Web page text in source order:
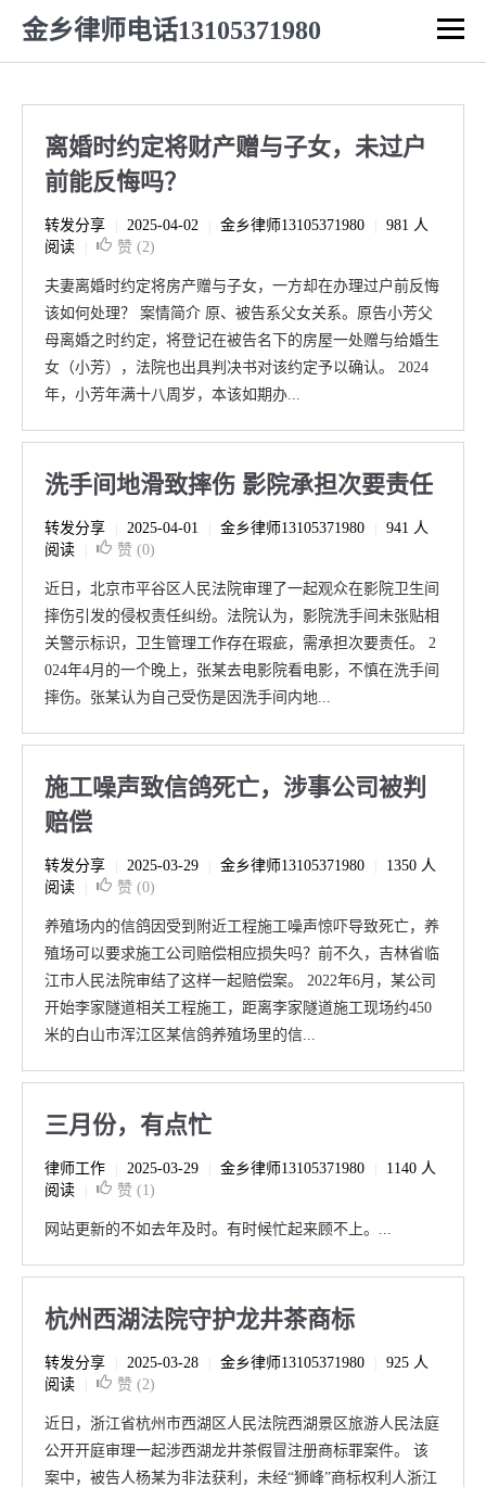
金乡律师电话13105371980
离婚时约定将财产赠与子女，未过户
前能反悔吗？
转发分享 2025-04-02 金乡律师13105371980
981 人
阅读
赞 (2)
夫妻离婚时约定将房产赠与子女，一方却在办理过户前反悔
该如何处理？ 案情简介 原、被告系父女关系。原告小芳父
母离婚之时约定，将登记在被告名下的房屋一处赠与给婚生
女（小芳），法院也出具判决书对该约定予以确认。 2024
年，小芳年满十八周岁，本该如期办...
洗手间地滑致摔伤 影院承担次要责任
转发分享 2025-04-01 金乡律师13105371980
941 人
阅读
赞 (0)
近日，北京市平谷区人民法院审理了一起观众在影院卫生间
摔伤引发的侵权责任纠纷。法院认为，影院洗手间未张贴相
关警示标识，卫生管理工作存在瑕疵，需承担次要责任。 2
024年4月的一个晚上，张某去电影院看电影，不慎在洗手间
摔伤。张某认为自己受伤是因洗手间内地...
施工噪声致信鸽死亡，涉事公司被判
赔偿
转发分享 2025-03-29 金乡律师13105371980
1350 人
阅读
赞 (0)
养殖场内的信鸽因受到附近工程施工噪声惊吓导致死亡，养
殖场可以要求施工公司赔偿相应损失吗？前不久，吉林省临
江市人民法院审结了这样一起赔偿案。 2022年6月，某公司
开始李家隧道相关工程施工，距离李家隧道施工现场约450
米的白山市浑江区某信鸽养殖场里的信...
三月份，有点忙
律师工作 2025-03-29 金乡律师13105371980
1140 人
阅读
赞 (1)
网站更新的不如去年及时。有时候忙起来顾不上。...
杭州西湖法院守护龙井茶商标
转发分享 2025-03-28 金乡律师13105371980
925 人
阅读
赞 (2)
近日，浙江省杭州市西湖区人民法院西湖景区旅游人民法庭
公开开庭审理一起涉西湖龙井茶假冒注册商标罪案件。 该
案中，被告人杨某为非法获利，未经“狮峰”商标权利人浙江